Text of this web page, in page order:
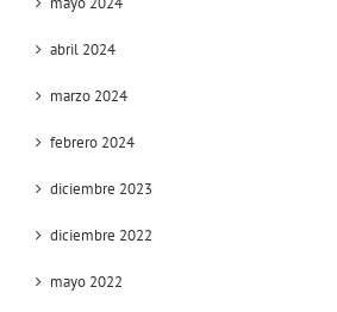
abril 2024
marzo 2024
febrero 2024
diciembre 2023
diciembre 2022
mayo 2022